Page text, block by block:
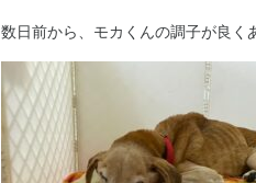
数日前から、モカくんの調子が良く